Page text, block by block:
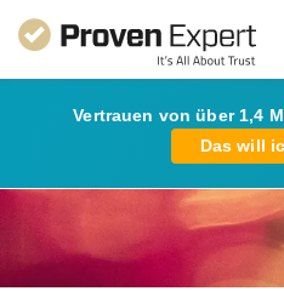
Vertrauen von über 1,4
Das will